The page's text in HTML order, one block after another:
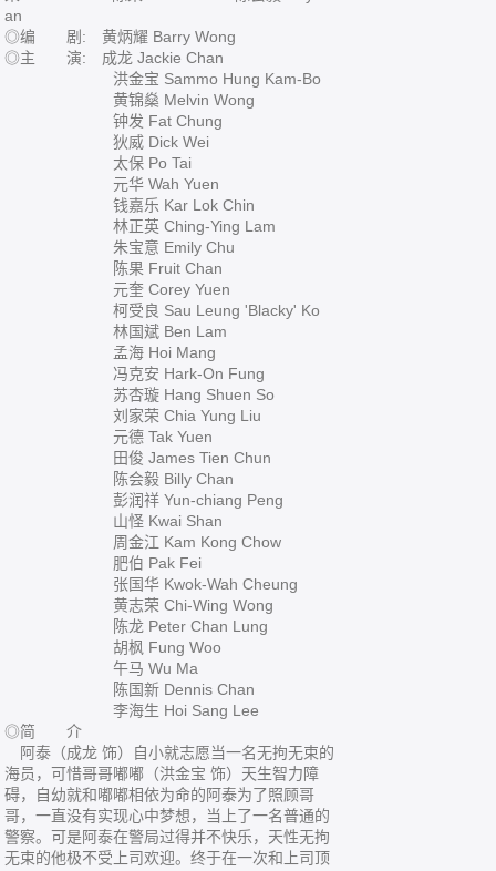
an
◎编 剧: 黄炳耀 Barry Wong
◎主 演: 成龙 Jackie Chan
洪金宝 Sammo Hung Kam-Bo
黄锦燊 Melvin Wong
钟发 Fat Chung
狄威 Dick Wei
太保 Po Tai
元华 Wah Yuen
钱嘉乐 Kar Lok Chin
林正英 Ching-Ying Lam
朱宝意 Emily Chu
陈果 Fruit Chan
元奎 Corey Yuen
柯受良 Sau Leung 'Blacky' Ko
林国斌 Ben Lam
孟海 Hoi Mang
冯克安 Hark-On Fung
苏杏璇 Hang Shuen So
刘家荣 Chia Yung Liu
元德 Tak Yuen
田俊 James Tien Chun
陈会毅 Billy Chan
彭润祥 Yun-chiang Peng
山怪 Kwai Shan
周金江 Kam Kong Chow
肥伯 Pak Fei
张国华 Kwok-Wah Cheung
黄志荣 Chi-Wing Wong
陈龙 Peter Chan Lung
胡枫 Fung Woo
午马 Wu Ma
陈国新 Dennis Chan
李海生 Hoi Sang Lee
◎简 介
阿泰（成龙 饰）自小就志愿当一名无拘无束的
海员，可惜哥哥嘟嘟（洪金宝 饰）天生智力障
碍，自幼就和嘟嘟相依为命的阿泰为了照顾哥
哥，一直没有实现心中梦想，当上了一名普通的
警察。可是阿泰在警局过得并不快乐，天性无拘
无束的他极不受上司欢迎。终于在一次和上司顶